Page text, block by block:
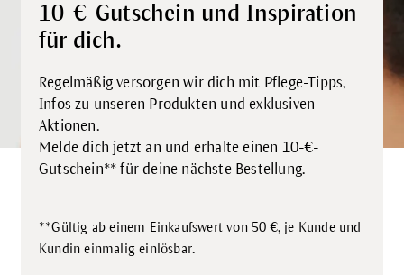
10-€-Gutschein und Inspiration
für dich.
Regelmäßig versorgen wir dich mit Pflege-Tipps,
Infos zu unseren Produkten und exklusiven
Aktionen.
Melde dich jetzt an und erhalte einen 10-€-
Gutschein** für deine nächste Bestellung.
**Gültig ab einem Einkaufswert von 50 €, je Kunde und
Kundin einmalig einlösbar.